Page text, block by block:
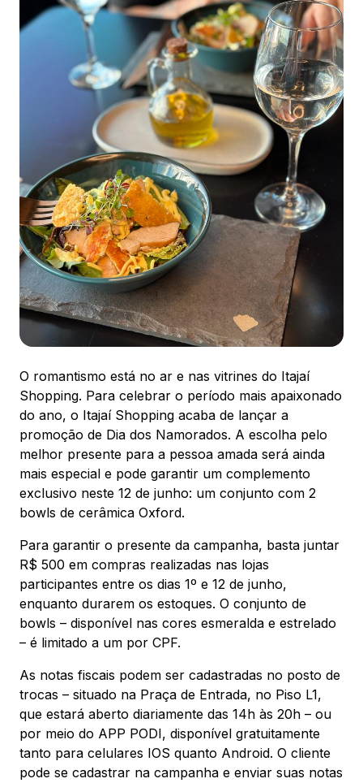
Ver local
Chamar Uber
(47) 3348-4609
Comodidades Eventos Cinema
Vitrine virtual
O romantismo está no ar e nas vitrines do Itajaí
Shopping. Para celebrar o período mais apaixonado
do ano, o Itajaí Shopping acaba de lançar a
promoção de Dia dos Namorados. A escolha pelo
melhor presente para a pessoa amada será ainda
mais especial e pode garantir um complemento
exclusivo neste 12 de junho: um conjunto com 2
bowls de cerâmica Oxford.
Para garantir o presente da campanha, basta juntar
R$ 500 em compras realizadas nas lojas
participantes entre os dias 1º e 12 de junho,
enquanto durarem os estoques. O conjunto de
bowls – disponível nas cores esmeralda e estrelado
– é limitado a um por CPF.
As notas fiscais podem ser cadastradas no posto de
trocas – situado na Praça de Entrada, no Piso L1,
que estará aberto diariamente das 14h às 20h – ou
por meio do APP PODI, disponível gratuitamente
tanto para celulares IOS quanto Android. O cliente
pode se cadastrar na campanha e enviar suas notas